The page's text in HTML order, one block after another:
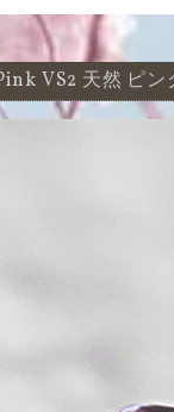
VS2 天然 ピ